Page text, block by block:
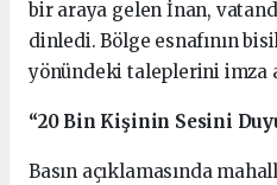
bir araya gelen İnan,
dinledi. Bölge esnafının
yönündeki taleplerini imza
“20 Bin Kişinin Sesini
Basın açıklamasında